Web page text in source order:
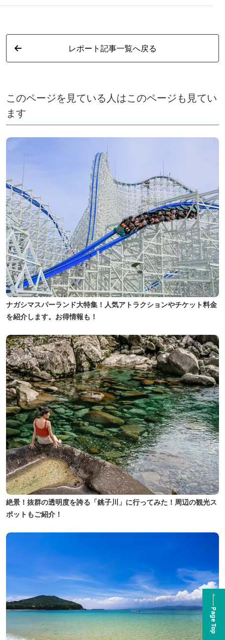
グ。波も穏やかな船上でのひとときを、潮風に吹かれな
サミットが行われた賢島もあご湾内の島の一つ！ 伊勢
志摩の観光特集ページはこちら
レポート記事一覧へ戻る
このページを見ている人はこのページも見てい
ます
ナガシマスパーランド大特集！人気アトラクションやチケット料金
を紹介します。お得情報も！
絶景！抜群の透明度を誇る「銚子川」に行ってみた！周辺の観光ス
ポットもご紹介！
Page Top